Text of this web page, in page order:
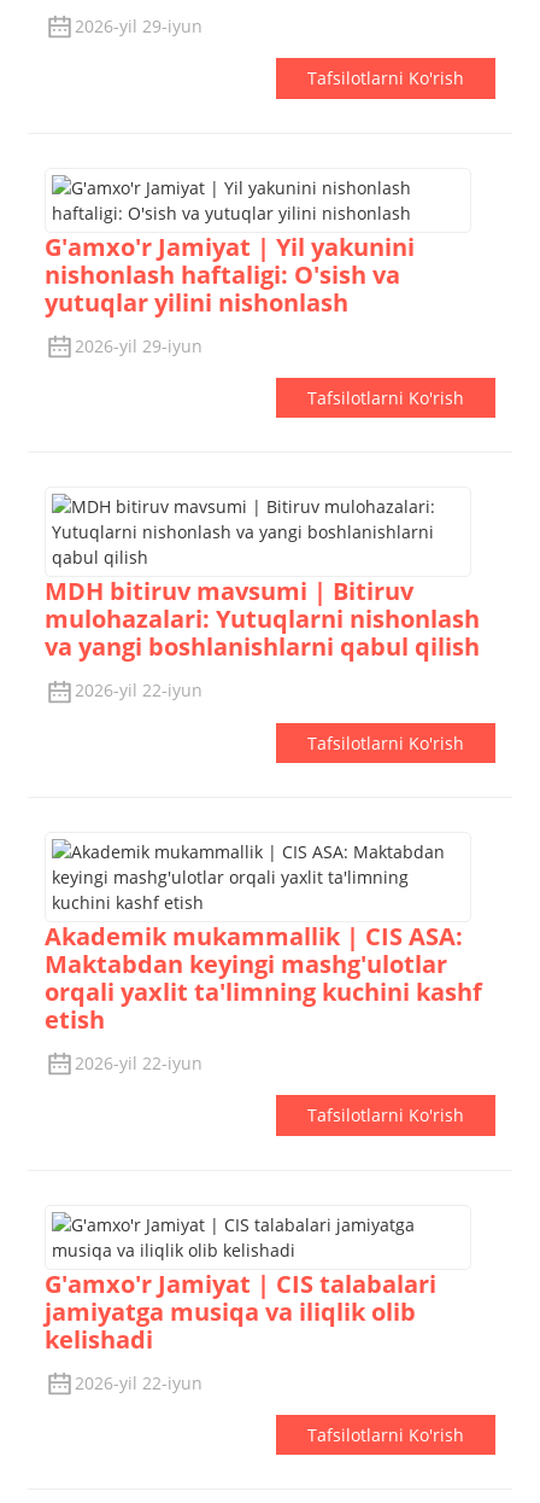
2026-yil 29-iyun
Tafsilotlarni Ko'rish
G'amxo'r Jamiyat | Yil yakunini
nishonlash haftaligi: O'sish va
yutuqlar yilini nishonlash
2026-yil 29-iyun
Tafsilotlarni Ko'rish
MDH bitiruv mavsumi | Bitiruv
mulohazalari: Yutuqlarni nishonlash
va yangi boshlanishlarni qabul qilish
2026-yil 22-iyun
Tafsilotlarni Ko'rish
Akademik mukammallik | CIS ASA:
Maktabdan keyingi mashg'ulotlar
orqali yaxlit ta'limning kuchini kashf
etish
2026-yil 22-iyun
Tafsilotlarni Ko'rish
G'amxo'r Jamiyat | CIS talabalari
jamiyatga musiqa va iliqlik olib
kelishadi
2026-yil 22-iyun
Tafsilotlarni Ko'rish